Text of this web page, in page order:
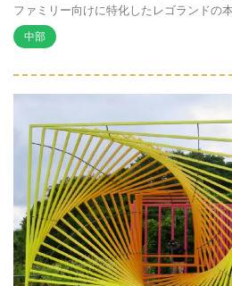
ファミリー向けに特化したレゴランドの
中部